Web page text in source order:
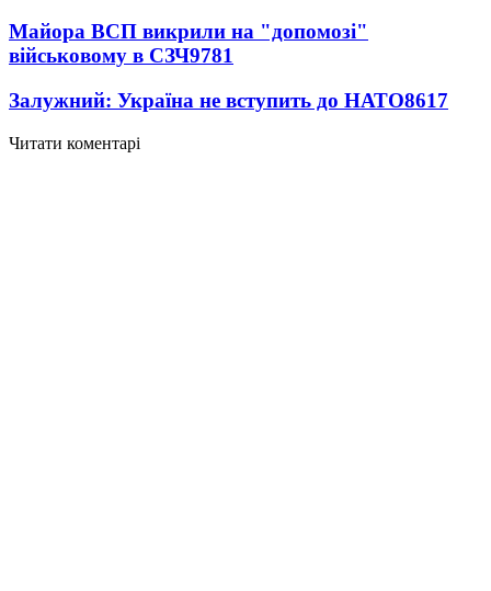
Майора ВСП викрили на "допомозі"
військовому в СЗЧ9781
Залужний: Україна не вступить до НАТО8617
Читати коментарі